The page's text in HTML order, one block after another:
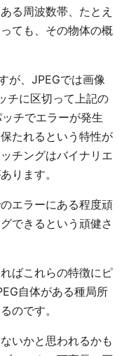
る周波数帯、たとえ
ても、その物体の概
が、JPEGでは画像
チに区切って上記の
チでエラーが発生
たれるという特性が
チングはバイナリエ
ります。
エラーにある程度頑
できるという頑健さ
ばこれらの特徴にピ
自体がある種局所
のです。
いかと思われるかも